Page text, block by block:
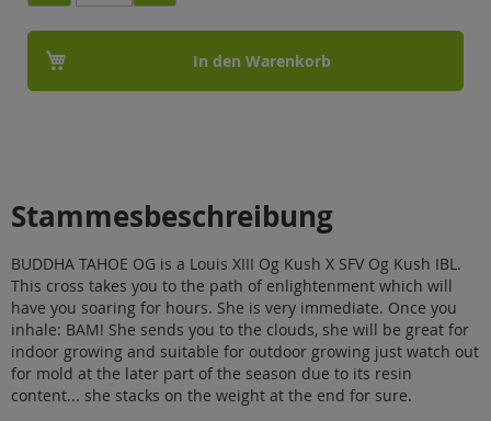
In den Warenkorb
Stammesbeschreibung
BUDDHA TAHOE OG is a Louis XIII Og Kush X SFV Og Kush IBL.
This cross takes you to the path of enlightenment which will
have you soaring for hours. She is very immediate. Once you
inhale: BAM! She sends you to the clouds, she will be great for
indoor growing and suitable for outdoor growing just watch out
for mold at the later part of the season due to its resin
content... she stacks on the weight at the end for sure.